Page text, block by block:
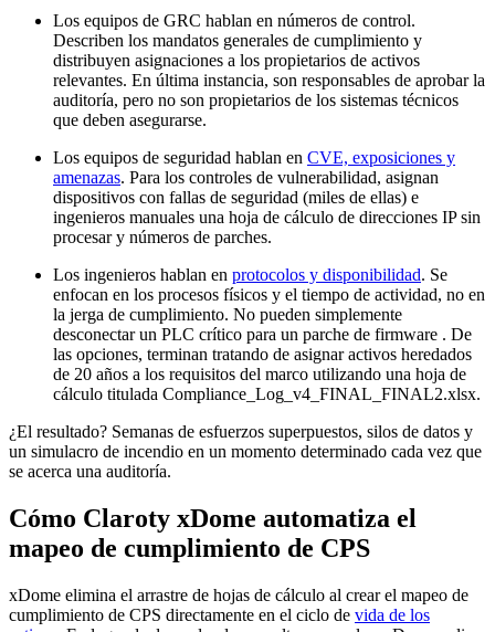
Los equipos de GRC hablan en números de control.
Describen los mandatos generales de cumplimiento y
distribuyen asignaciones a los propietarios de activos
relevantes. En última instancia, son responsables de aprobar la
auditoría, pero no son propietarios de los sistemas técnicos
que deben asegurarse.
Los equipos de seguridad hablan en CVE, exposiciones y
amenazas. Para los controles de vulnerabilidad, asignan
dispositivos con fallas de seguridad (miles de ellas) e
ingenieros manuales una hoja de cálculo de direcciones IP sin
procesar y números de parches.
Los ingenieros hablan en protocolos y disponibilidad. Se
enfocan en los procesos físicos y el tiempo de actividad, no en
la jerga de cumplimiento. No pueden simplemente
desconectar un PLC crítico para un parche de firmware . De
las opciones, terminan tratando de asignar activos heredados
de 20 años a los requisitos del marco utilizando una hoja de
cálculo titulada Compliance_Log_v4_FINAL_FINAL2.xlsx.
¿El resultado? Semanas de esfuerzos superpuestos, silos de datos y
un simulacro de incendio en un momento determinado cada vez que
se acerca una auditoría.
Cómo Claroty xDome automatiza el
mapeo de cumplimiento de CPS
xDome elimina el arrastre de hojas de cálculo al crear el mapeo de
cumplimiento de CPS directamente en el ciclo de vida de los